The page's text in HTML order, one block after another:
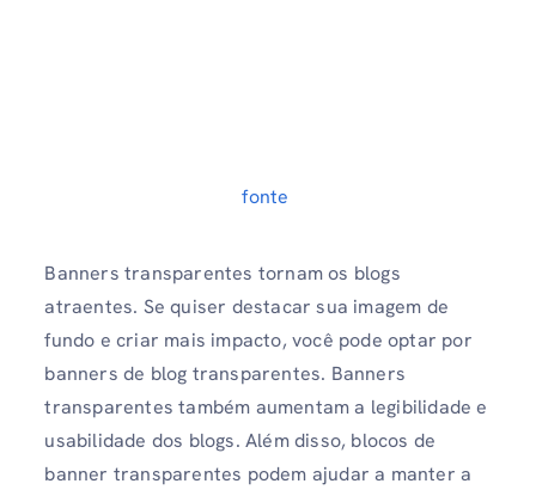
fonte
Banners transparentes tornam os blogs
atraentes. Se quiser destacar sua imagem de
fundo e criar mais impacto, você pode optar por
banners de blog transparentes. Banners
transparentes também aumentam a legibilidade e
usabilidade dos blogs. Além disso, blocos de
banner transparentes podem ajudar a manter a